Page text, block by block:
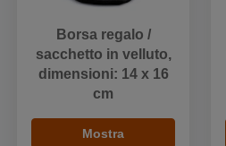
Borsa regalo /
sacchetto in velluto,
dimensioni: 14 x 16
cm
Mostra